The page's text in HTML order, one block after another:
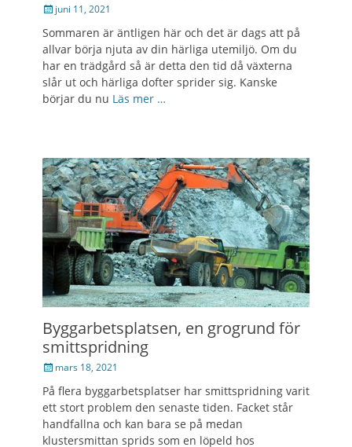
Postedjuni 11, 2021
Sommaren är äntligen här och det är dags att på
allvar börja njuta av din härliga utemiljö. Om du
har en trädgård så är detta den tid då växterna
slår ut och härliga dofter sprider sig. Kanske
börjar du nu Läs mer …
Byggarbetsplatsen, en grogrund för
smittspridning
Posted
mars 18, 2021
På flera byggarbetsplatser har smittspridning varit
ett stort problem den senaste tiden. Facket står
handfallna och kan bara se på medan
klustersmittan sprids som en löpeld hos